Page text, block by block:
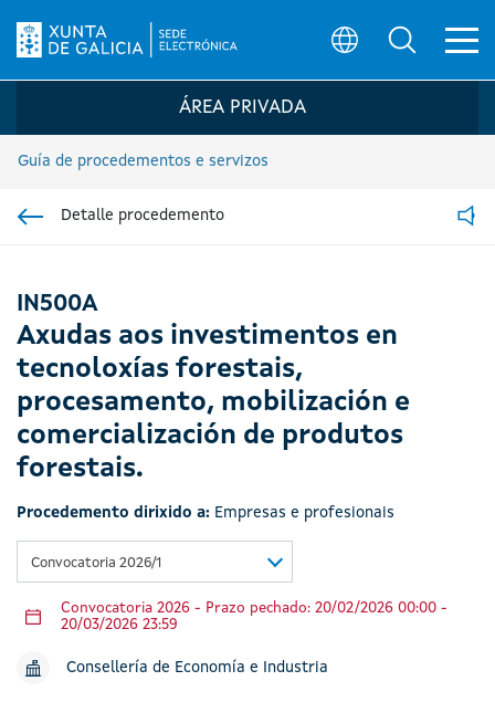
Logo da Sede electrónica da Xunta de
ÁREA PRIVADA
Guía de procedementos e servizos
Detalle procedemento
IN500A
Axudas aos investimentos en
tecnoloxías forestais,
procesamento, mobilización e
comercialización de produtos
forestais.
Procedemento dirixido a: Empresas e profesionais
Convocatoria 2026/1
Convocatoria 2026 - Prazo pechado: 20/02/2026 00:00 -
20/03/2026 23:59
Consellería de Economía e Industria